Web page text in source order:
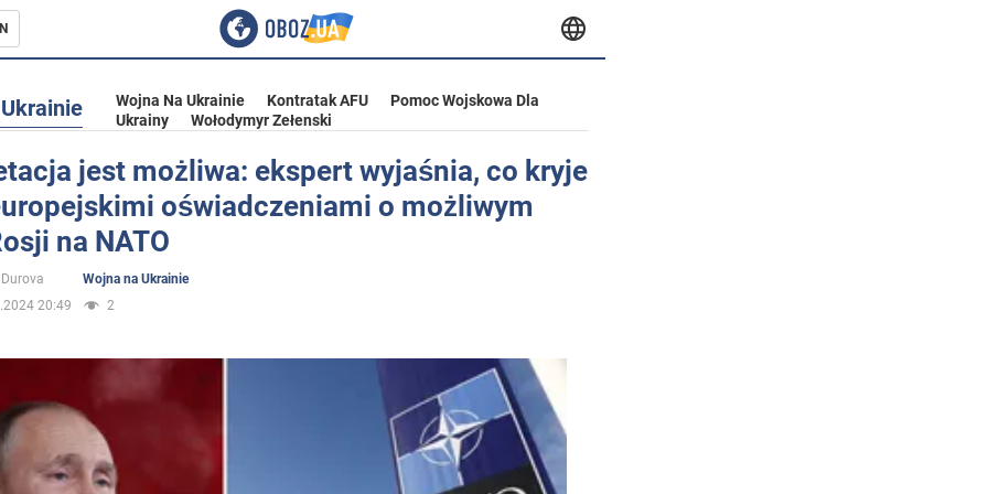
Ukrainie
Wojna Na Ukrainie Kontratak AFU
Pomoc Wojskowa Dla
Ukrainy
Wołodymyr Zełenski
jest możliwa: ekspert wyjaśnia, co kryje
oświadczeniami o możliwym
na NATO
Wojna na Ukrainie
20:49
2